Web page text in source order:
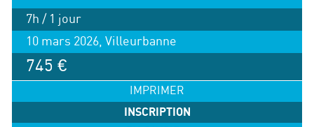
7h / 1 jour
10 mars 2026, Villeurbanne
745 €
IMPRIMER
INSCRIPTION